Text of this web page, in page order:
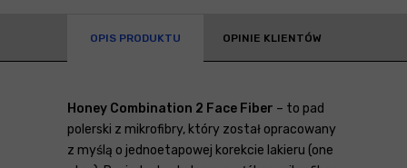
OPIS PRODUKTU OPINIE KLIENTÓW
Honey Combination 2 Face Fiber – to pad
polerski z mikrofibry, który został opracowany
z myślą o jednoetapowej korekcie lakieru (one